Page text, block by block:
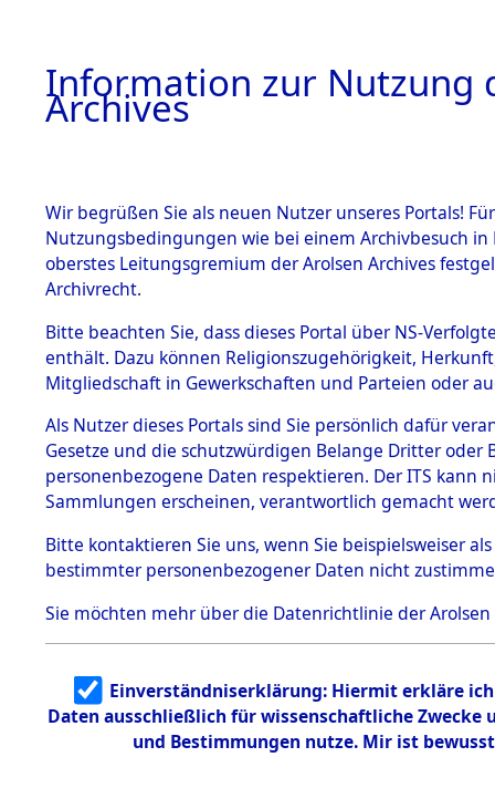
BESTÄNDE
1.
mente
5. Verschiedenes
5.3
Todesmärsche
5.3.1 Alliierte
Erhebungen
zu
Todesmärsch
en
5.3.2
Identifizierun
5.3.3
Todesmärsch
Listen
0080
Information zur Nutzung
Archives
Wir begrüßen Sie als neuen Nutzer unseres Portals!
Nutzungsbedingungen wie bei einem Archivbesuch
oberstes Leitungsgremium der Arolsen Archives
Archivrecht.
Bitte beachten Sie, dass dieses Portal über NS-
enthält. Dazu können Religionszugehörigkeit,
Mitgliedschaft in Gewerkschaften und Parteien oder
Als Nutzer dieses Portals sind Sie persönlich dafür
Gesetze und die schutzwürdigen Belange Dritter
personenbezogene Daten respektieren. Der ITS
Sammlungen erscheinen, verantwortlich gemacht
Bitte kontaktieren Sie uns, wenn Sie beispielsweiser
bestimmter personenbezogener Daten nicht
Sie möchten mehr über die Datenrichtlinie der Arolsen
Einverständniserklärung: Hiermit erkläre
Daten ausschließlich für wissenschaftliche
und Bestimmungen nutze. Mir ist